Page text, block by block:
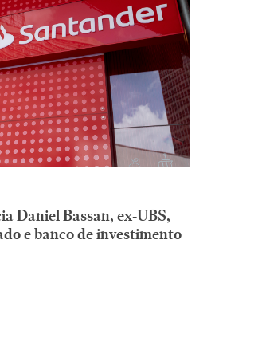
Daniel Bassan, ex-UBS,
e banco de investimento